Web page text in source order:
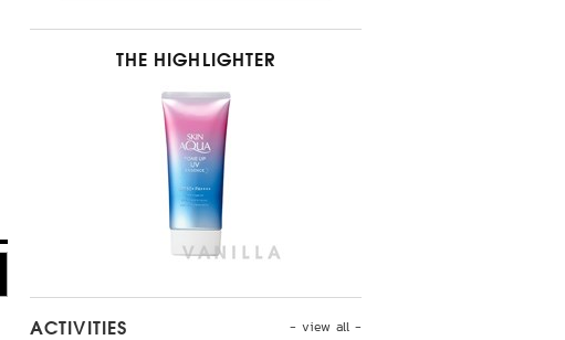
THE HIGHLIGHTER
- view all -
ACTIVITIES